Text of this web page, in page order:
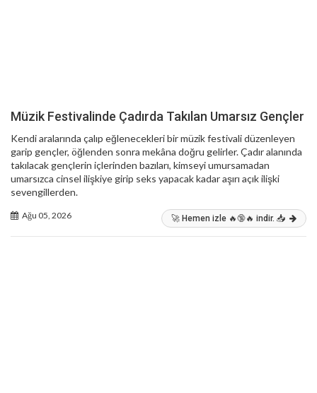
Müzik Festivalinde Çadırda Takılan Umarsız Gençler
Kendi aralarında çalıp eğlenecekleri bir müzik festivali düzenleyen
garip gençler, öğlenden sonra mekâna doğru gelirler. Çadır alanında
takılacak gençlerin içlerinden bazıları, kimseyi umursamadan
umarsızca cinsel ilişkiye girip seks yapacak kadar aşırı açık ilişki
sevengillerden.
Ağu 05, 2026 🚀 Hemen izle 🔥🔞🔥 indir. 📥